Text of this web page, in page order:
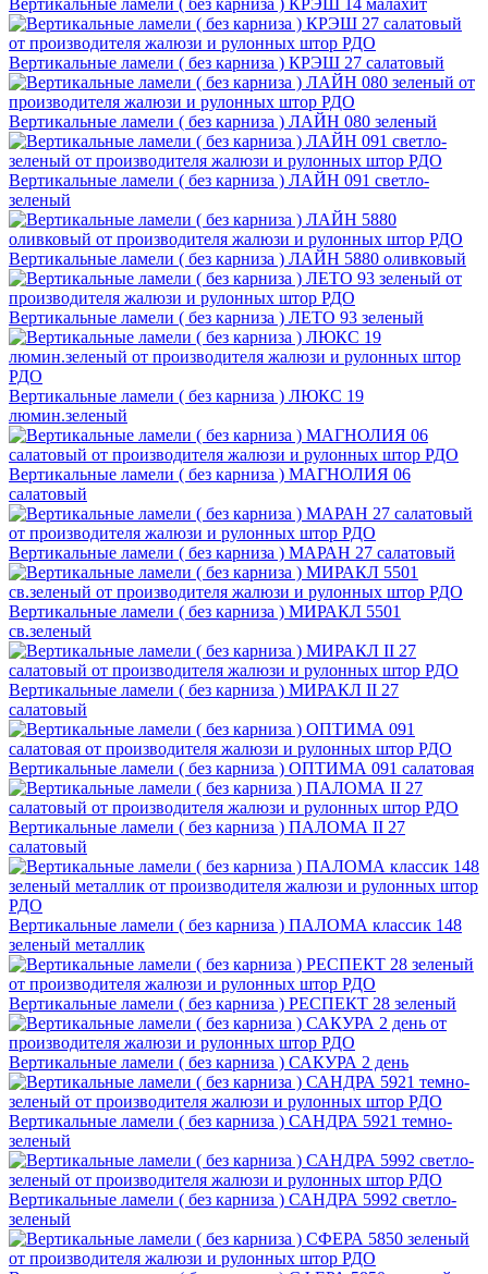
Вертикальные ламели ( без карниза ) КРЭШ 27 салатовый
Вертикальные ламели ( без карниза ) ЛАЙН 080 зеленый
Вертикальные ламели ( без карниза ) ЛАЙН 091 светло-
зеленый
Вертикальные ламели ( без карниза ) ЛАЙН 5880 оливковый
Вертикальные ламели ( без карниза ) ЛЕТО 93 зеленый
Вертикальные ламели ( без карниза ) ЛЮКС 19
люмин.зеленый
Вертикальные ламели ( без карниза ) МАГНОЛИЯ 06
салатовый
Вертикальные ламели ( без карниза ) МАРАН 27 салатовый
Вертикальные ламели ( без карниза ) МИРАКЛ 5501
св.зеленый
Вертикальные ламели ( без карниза ) МИРАКЛ II 27
салатовый
Вертикальные ламели ( без карниза ) ОПТИМА 091 салатовая
Вертикальные ламели ( без карниза ) ПАЛОМА II 27
салатовый
Вертикальные ламели ( без карниза ) ПАЛОМА классик 148
зеленый металлик
Вертикальные ламели ( без карниза ) РЕСПЕКТ 28 зеленый
Вертикальные ламели ( без карниза ) САКУРА 2 день
Вертикальные ламели ( без карниза ) САНДРА 5921 темно-
зеленый
Вертикальные ламели ( без карниза ) САНДРА 5992 светло-
зеленый